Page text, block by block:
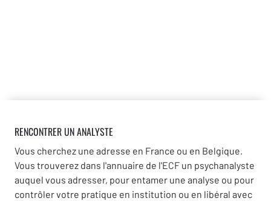
RENCONTRER UN ANALYSTE
Vous cherchez une adresse en France ou en Belgique.
Vous trouverez dans l'annuaire de l'ECF un psychanalyste
auquel vous adresser, pour entamer une analyse ou pour
contrôler votre pratique en institution ou en libéral avec